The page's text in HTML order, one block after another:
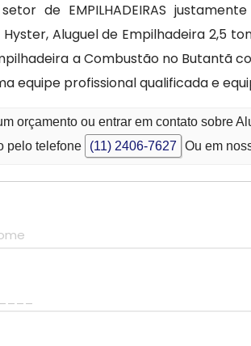
de EMPILHADEIRAS
Aluguel de Empilhadeira 2,5
a Combustão no Butantã
equipe profissional qualificada e
orçamento ou entrar em contato sobre
pelo telefone
(11) 2406-7627 Ou em